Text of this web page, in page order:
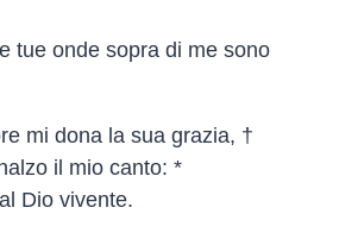
tue onde sopra di me sono
mi dona la sua grazia, †
il mio canto: *
Dio vivente.